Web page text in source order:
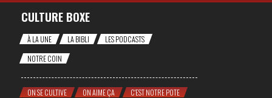
CULTURE BOXE
À LA UNE LA BIBLI
LES PODCASTS
NOTRE COIN
ON SE CULTIVE ON AIME ÇA
C'EST NOTRE POTE